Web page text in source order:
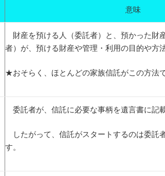
意味
財産を預ける人（委託者）と、預かった財
者）が、預ける財産や管理・利用の目的や方
★おそらく、ほとんどの家族信託がこの方法
委託者が、信託に必要な事柄を遺言書に記
したがって、信託がスタートするのは委託
す。